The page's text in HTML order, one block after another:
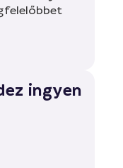
ingyen